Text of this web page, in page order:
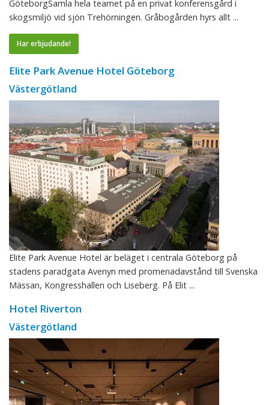
GöteborgSamla hela teamet på en privat konferensgård i
skogsmiljö vid sjön Trehörningen. Gråbogården hyrs allt ...
Har erbjudande!
Elite Park Avenue Hotel Göteborg
Västergötland
Elite Park Avenue Hotel är beläget i centrala Göteborg på
stadens paradgata Avenyn med promenadavstånd till Svenska
Mässan, Kongresshallen och Liseberg. På Elit ...
Hotel Riverton
Västergötland